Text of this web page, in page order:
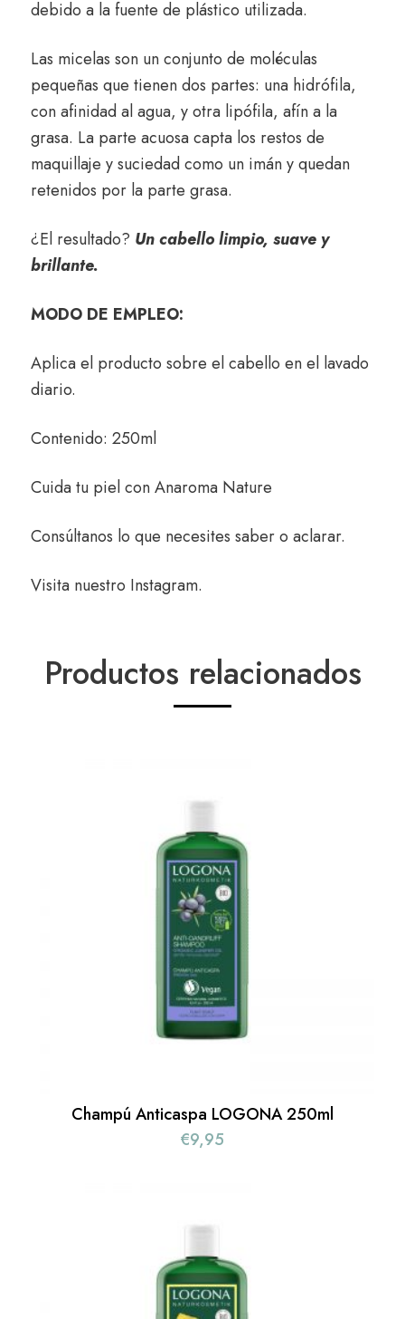
debido a la fuente de plástico utilizada.
Las micelas son un conjunto de moléculas
pequeñas que tienen dos partes: una hidrófila,
con afinidad al agua, y otra lipófila, afín a la
grasa. La parte acuosa capta los restos de
maquillaje y suciedad como un imán y quedan
retenidos por la parte grasa.
¿El resultado? Un cabello limpio, suave y
brillante.
MODO DE EMPLEO:
Aplica el producto sobre el cabello en el lavado
diario.
Contenido: 250ml
Cuida tu piel conAnaroma Nature
Consúltanos lo que necesites saber o aclarar.
Visita nuestro Instagram.
Productos relacionados
Champú Anticaspa LOGONA 250ml
€9,95